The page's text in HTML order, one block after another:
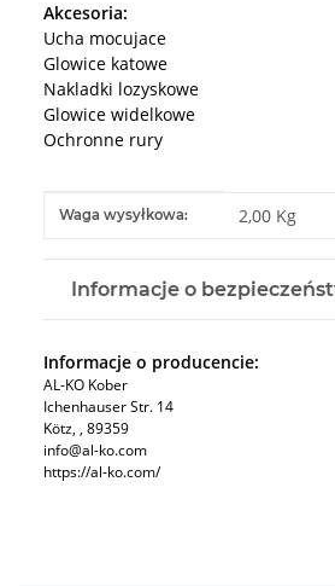
Akcesoria:
Ucha mocujace
Glowice katowe
Nakladki lozyskowe
Glowice widelkowe
Ochronne rury
#productDetails.itemValue#
Waga wysyłkowa: 2,00 Kg
Informacje o
Informacje o producencie:
AL-KO Kober
Ichenhauser Str. 14
Kötz, , 89359
info@al-ko.com
https://al-ko.com/